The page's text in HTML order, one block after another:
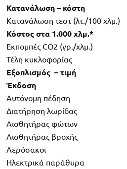
Κατανάλωση – κόστη
Κατανάλωση τεστ (λτ./100 χλμ.)
Κόστος στα 1.000 χλμ.*
Εκπομπές CO2 (γρ./χλμ.)
Τέλη κυκλοφορίας
Εξοπλισμός – τιμή
Έκδοση
Αυτόνομη πέδηση
Διατήρηση λωρίδας
Αισθητήρας φώτων
Αισθητήρας βροχής
Αερόσακοι
Ηλεκτρικά παράθυρα